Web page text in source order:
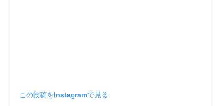
この投稿をInstagramで見る